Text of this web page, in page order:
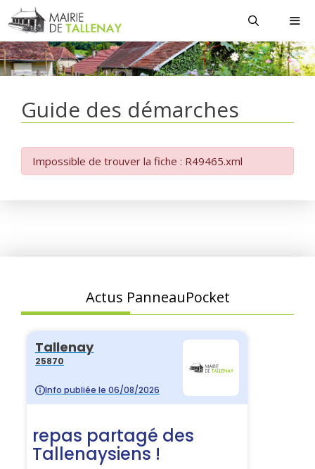
Aller
au
contenu
Guide des démarches
Impossible de trouver la fiche : R49465.xml
Actus PanneauPocket